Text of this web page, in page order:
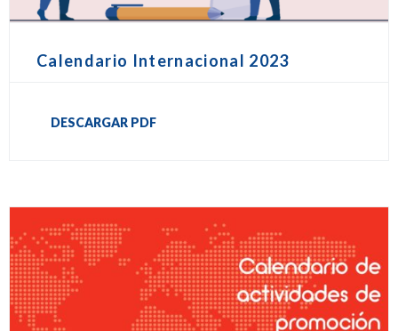
Calendario Internacional 2023
DESCARGAR PDF